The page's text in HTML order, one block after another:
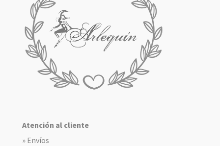
Atención al cliente
» Envíos